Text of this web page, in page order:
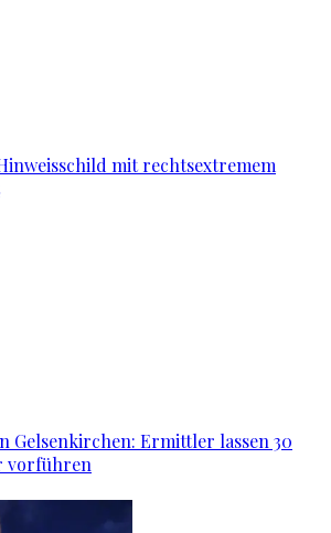
mit rechtsextremem
Gelsenkirchen: Ermittler lassen 30
vorführen